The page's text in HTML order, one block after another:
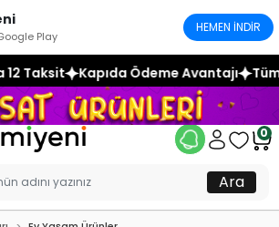
Play
HEMEN İNDİR
Avantajı Tüm Kartlara 12 Taksit
0
Ara